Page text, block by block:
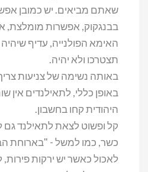
שאתם מביאים. יש כמובן
בבנגקוק, אפשרות מומלצת,
האימא הפולנייה, עדיף
תצטרכו ולא יהיה.
באותה נשימה של צניעות
באופן כללי, לתאילנדים אין
היהודית קחו בחשבון.
קל ופשוט לצאת לתאילנד
כשר, כמו למשל - "בארוחת
לאכול כאשר יש ירקות